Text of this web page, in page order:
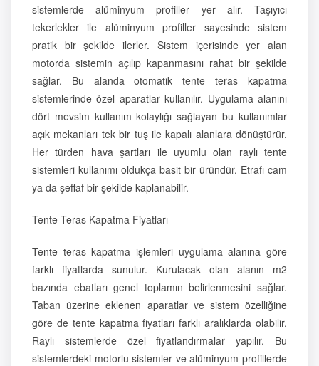
sistemlerde alüminyum profiller yer alır. Taşıyıcı
tekerlekler ile alüminyum profiller sayesinde sistem
pratik bir şekilde ilerler. Sistem içerisinde yer alan
motorda sistemin açılıp kapanmasını rahat bir şekilde
sağlar. Bu alanda otomatik tente teras kapatma
sistemlerinde özel aparatlar kullanılır. Uygulama alanını
dört mevsim kullanım kolaylığı sağlayan bu kullanımlar
açık mekanları tek bir tuş ile kapalı alanlara dönüştürür.
Her türden hava şartları ile uyumlu olan raylı tente
sistemleri kullanımı oldukça basit bir üründür. Etrafı cam
ya da şeffaf bir şekilde kaplanabilir.
Tente Teras Kapatma Fiyatları
Tente teras kapatma işlemleri uygulama alanına göre
farklı fiyatlarda sunulur. Kurulacak olan alanın m2
bazında ebatları genel toplamın belirlenmesini sağlar.
Taban üzerine eklenen aparatlar ve sistem özelliğine
göre de tente kapatma fiyatları farklı aralıklarda olabilir.
Raylı sistemlerde özel fiyatlandırmalar yapılır. Bu
sistemlerdeki motorlu sistemler ve alüminyum profillerde